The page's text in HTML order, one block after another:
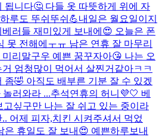
됩니다🤔 다들 옷 따뜻하게 위에 자
루도 뚜쉬뚜쉬💪내일은 월요일이지
러들 재미있게 보내에😍 오늘은 폰
못 전해에ㅜㅠ 남은 연휴 잘 마무리
리말구우 예쁜 꿈꾸자아😘 나는 오
엄청많이 먹어서 살찐거같아ㅋㅋ
좀🤣 아직도 배부른 기분 잘 수 있겠
러와라 ...추석연휴의 허니💜🤍 베
고싶구만 나는 잘 쉬고 있는 중이라
어제 피자,치킨 시켜주셔서 먹었
휴일도 잘 보내😍 예쁜하루보내